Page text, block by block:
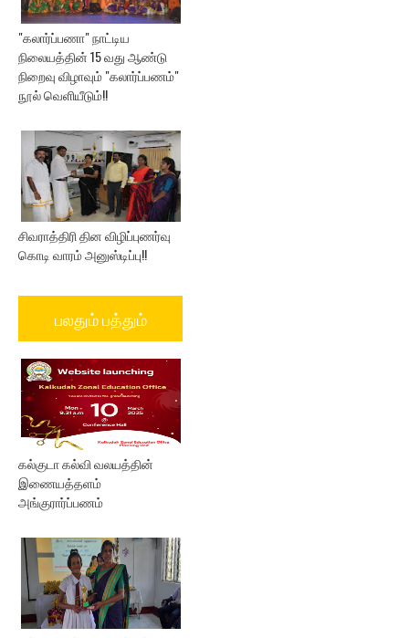
"கலார்ப்பணா" நாட்டிய
நிலையத்தின் 15 வது ஆண்டு
நிறைவு விழாவும் "கலார்ப்பணம்"
நூல் வெளியீடும்!!
சிவராத்திரி தின விழிப்புணர்வு
கொடி வாரம் அனுஸ்டிப்பு!!
பலதும் பத்தும்
கல்குடா கல்வி வலயத்தின்
இணையத்தளம்
அங்குரார்ப்பணம்